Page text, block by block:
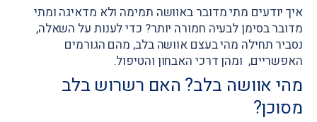
איך יודעים מתי מדובר באוושה תמימה ולא מדאיגה ומתי
מדובר בסימן לבעיה חמורה יותר? כדי לענות על השאלה,
נסביר תחילה מהי בעצם אוושה בלב, מהם הגורמים
האפשריים, ומהן דרכי האבחון והטיפול.
מהי אוושה בלב? האם רשרוש בלב
מסוכן?